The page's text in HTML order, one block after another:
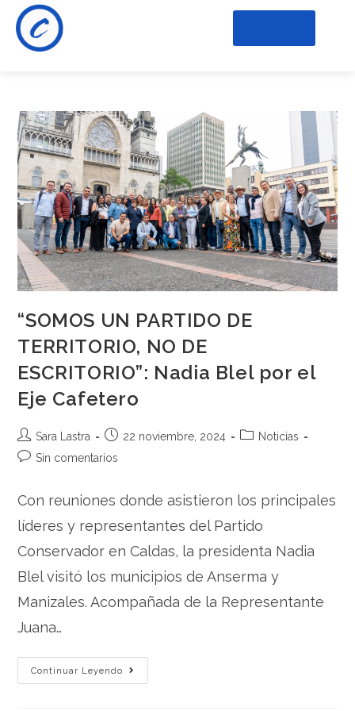
“SOMOS UN PARTIDO DE
TERRITORIO, NO DE
ESCRITORIO”: Nadia Blel por el
Eje Cafetero
Sara Lastra 22 noviembre, 2024
Noticias
Sin comentarios
Con reuniones donde asistieron los principales
líderes y representantes del Partido
Conservador en Caldas, la presidenta Nadia
Blel visitó los municipios de Anserma y
Manizales. Acompañada de la Representante
Juana…
Continuar Leyendo